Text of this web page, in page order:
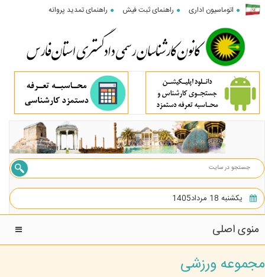
راهنمای تمدید پروانه راهنمای ثبت فیش اتوماسیون اداری
یکشنبه 18 مرداد1405
منوی اصلی
مجموعه ورزشی